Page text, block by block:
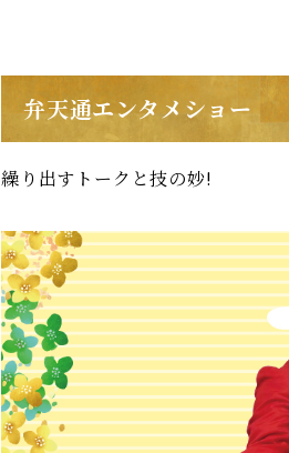
弁天通エンタメショー
繰り出すトークと技の妙!